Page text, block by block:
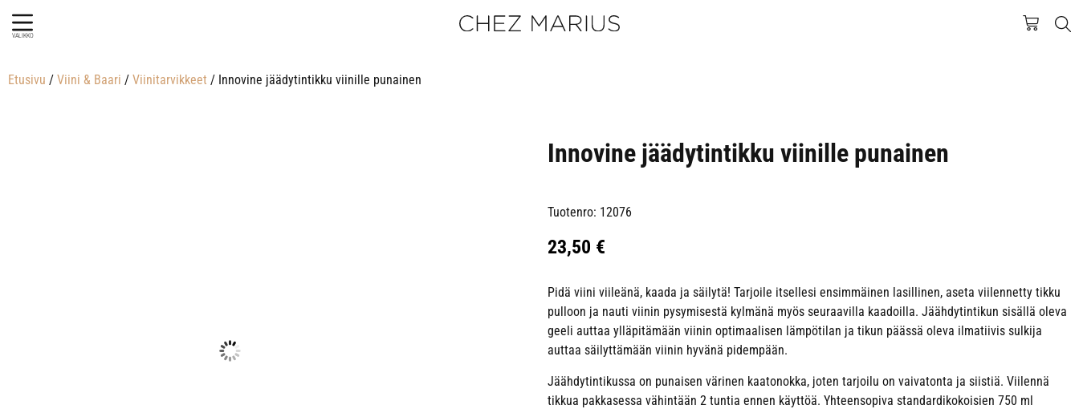
VALIKKO
Etusivu / Viini & Baari / Viinitarvikkeet / Innovine jäädytintikku viinille punainen
Innovine jäädytintikku viinille punainen
Tuotenro: 12076
23,50 €
Pidä viini viileänä, kaada ja säilytä! Tarjoile itsellesi ensimmäinen lasillinen, aseta viilennetty tikku
pulloon ja nauti viinin pysymisestä kylmänä myös seuraavilla kaadoilla. Jäähdytintikun sisällä oleva
geeli auttaa ylläpitämään viinin optimaalisen lämpötilan ja tikun päässä oleva ilmatiivis sulkija
auttaa säilyttämään viinin hyvänä pidempään.
Jäähdytintikussa on punaisen värinen kaatonokka, joten tarjoilu on vaivatonta ja siistiä. Viilennä
tikkua pakkasessa vähintään 2 tuntia ennen käyttöä. Yhteensopiva standardikokoisien 750 ml